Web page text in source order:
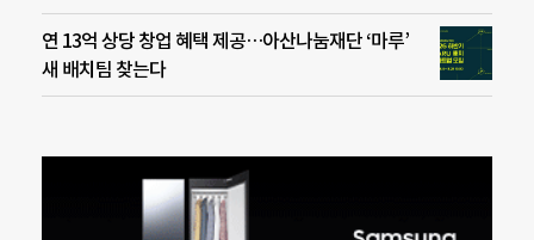
연 13억 상당 창업 혜택 제공…아산나눔재단 ‘마루’
새 배치팀 찾는다